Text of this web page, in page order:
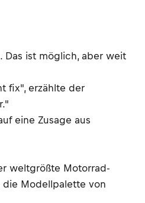
Das ist möglich, aber weit
fix", erzählte der
eine Zusage aus
weltgrößte Motorrad-
die Modellpalette von